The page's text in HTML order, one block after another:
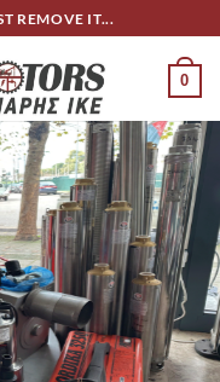
REMOVE IT...
0